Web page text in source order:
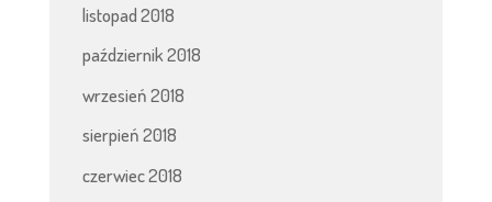
listopad 2018
październik 2018
wrzesień 2018
sierpień 2018
czerwiec 2018